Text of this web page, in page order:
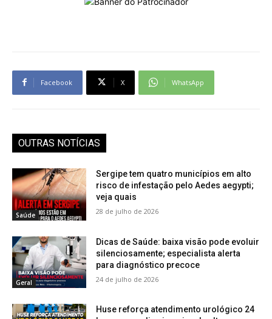
Facebook X WhatsApp
OUTRAS NOTÍCIAS
Saúde
Sergipe tem quatro municípios em alto
risco de infestação pelo Aedes aegypti;
veja quais
28 de julho de 2026
Geral
Dicas de Saúde: baixa visão pode evoluir
silenciosamente; especialista alerta
para diagnóstico precoce
24 de julho de 2026
Huse reforça atendimento urológico 24